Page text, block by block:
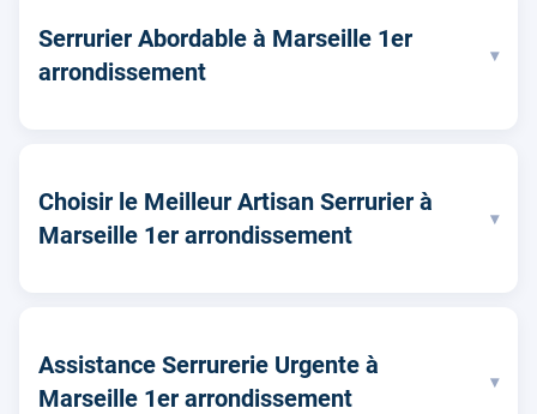
Serrurier Abordable à Marseille 1er
arrondissement
▾
Choisir le Meilleur Artisan Serrurier à
Marseille 1er arrondissement
▾
Assistance Serrurerie Urgente à
Marseille 1er arrondissement
▾